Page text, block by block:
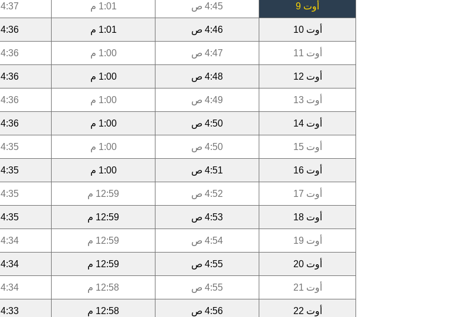
أوت 9 4:45 ص 1:01 م 4:37 م
أوت 10 4:46 ص 1:01 م 4:36 م
أوت 11 4:47 ص 1:00 م 4:36 م
أوت 12 4:48 ص 1:00 م 4:36 م
أوت 13 4:49 ص 1:00 م 4:36 م
أوت 14 4:50 ص 1:00 م 4:36 م
أوت 15 4:50 ص 1:00 م 4:35 م
أوت 16 4:51 ص 1:00 م 4:35 م
أوت 17 4:52 ص 12:59 م 4:35 م
أوت 18 4:53 ص 12:59 م 4:35 م
أوت 19 4:54 ص 12:59 م 4:34 م
أوت 20 4:55 ص 12:59 م 4:34 م
أوت 21 4:55 ص 12:58 م 4:34 م
أوت 22 4:56 ص 12:58 م 4:33 م